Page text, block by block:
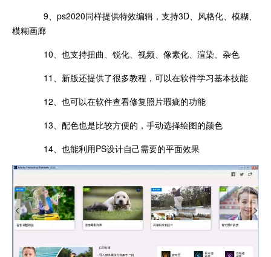
9、ps2020同样提供特效编辑，支持3D、风格化、模糊、
模糊画廊
10、也支持扭曲、锐化、视频、像素化、渲染、杂色
11、新版还提供了很多教程，可以在软件学习基本技能
12、也可以在软件查看修复照片瑕疵的功能
13、配色也是比较方便的，手动选择绘图的颜色
14、也能利用PS设计自己需要的平面效果